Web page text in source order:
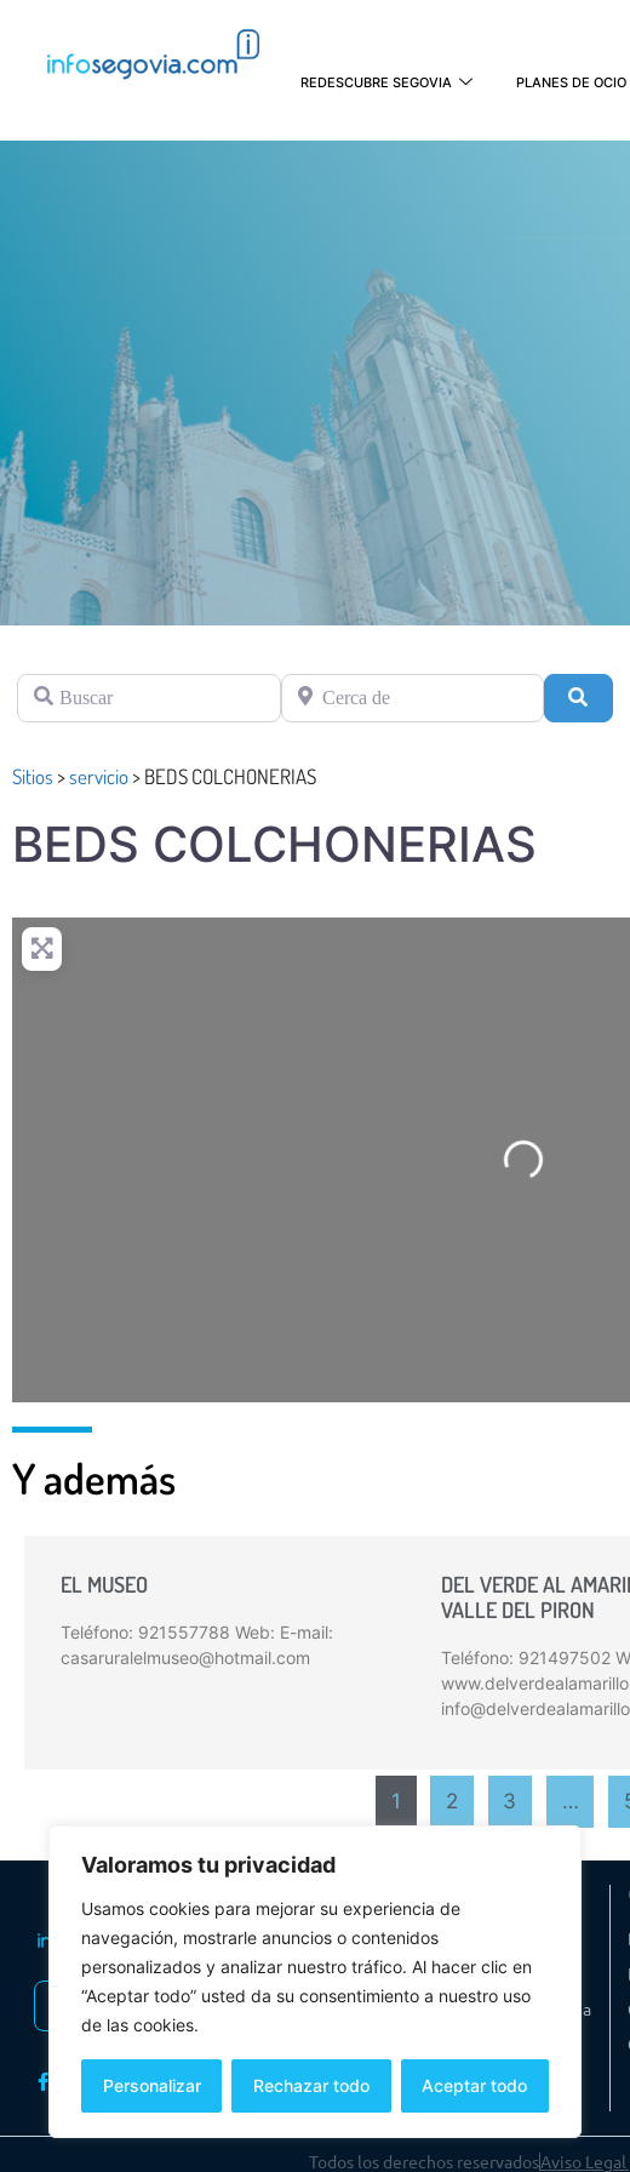
Valoramos tu privacidad
Usamos cookies para mejorar su experiencia de
navegación, mostrarle anuncios o contenidos
personalizados y analizar nuestro tráfico. Al hacer clic en
“Aceptar todo” usted da su consentimiento a nuestro uso
de las cookies.
Personalizar Rechazar todo Aceptar todo
REDESCUBRE SEGOVIA PLANES DE OCIO
Buscar Cerca de
Sitios >servicio>BEDS COLCHONERIAS
BEDS COLCHONERIAS
Cargando…
Y además
EL MUSEO
Teléfono: 921557788 Web: E-mail:
casaruralelmuseo@hotmail.com
DEL VERDE AL
VALLE DEL PIRON
Teléfono: 921497502
1 2 3 …
INSCRIBIRSE AL BOLETÍN
Oficinas de turismo
Visitas Guiadas
Folletos y multimedia
Todos los derechos reservadosAviso